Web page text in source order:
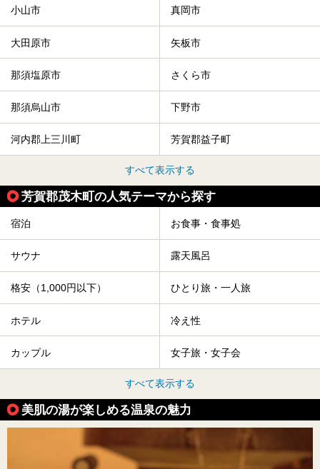
塩原温泉で、いつもの温泉旅行とは一味違う旅行体験をして
みませんか。
小山市 真岡市
大田原市 矢板市
那須塩原市 さくら市
那須烏山市 下野市
河内郡上三川町 芳賀郡益子町
すべて表示する
芳賀郡茂木町の人気テーマから探す
宿泊 お食事・食事処
サウナ 露天風呂
格安（1,000円以下） ひとり旅・一人旅
ホテル 冷え性
カップル 女子旅・女子会
すべて表示する
美肌の湯が楽しめる温泉の魅力